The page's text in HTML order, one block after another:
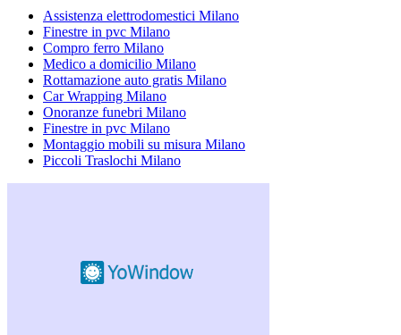
Assistenza elettrodomestici Milano
Finestre in pvc Milano
Compro ferro Milano
Medico a domicilio Milano
Rottamazione auto gratis Milano
Car Wrapping Milano
Onoranze funebri Milano
Finestre in pvc Milano
Montaggio mobili su misura Milano
Piccoli Traslochi Milano